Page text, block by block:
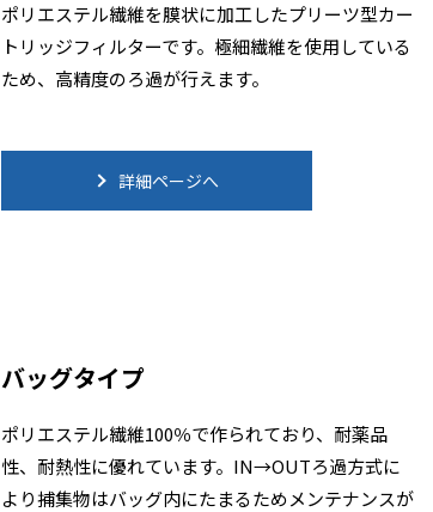
ポリエステル繊維を膜状に加工したプリーツ型カー
トリッジフィルターです。極細繊維を使用している
ため、高精度のろ過が行えます。
詳細ページへ
バッグタイプ
ポリエステル繊維100％で作られており、耐薬品
性、耐熱性に優れています。IN→OUTろ過方式に
より捕集物はバッグ内にたまるためメンテナンスが